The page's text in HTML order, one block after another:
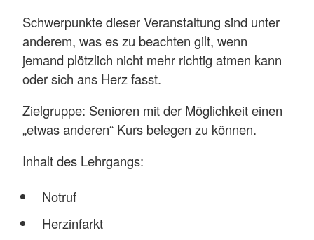
Schwerpunkte dieser Veranstaltung sind unter
anderem, was es zu beachten gilt, wenn
jemand plötzlich nicht mehr richtig atmen kann
oder sich ans Herz fasst.
Zielgruppe: Senioren mit der Möglichkeit einen
„etwas anderen“ Kurs belegen zu können.
Inhalt des Lehrgangs:
Notruf
Herzinfarkt